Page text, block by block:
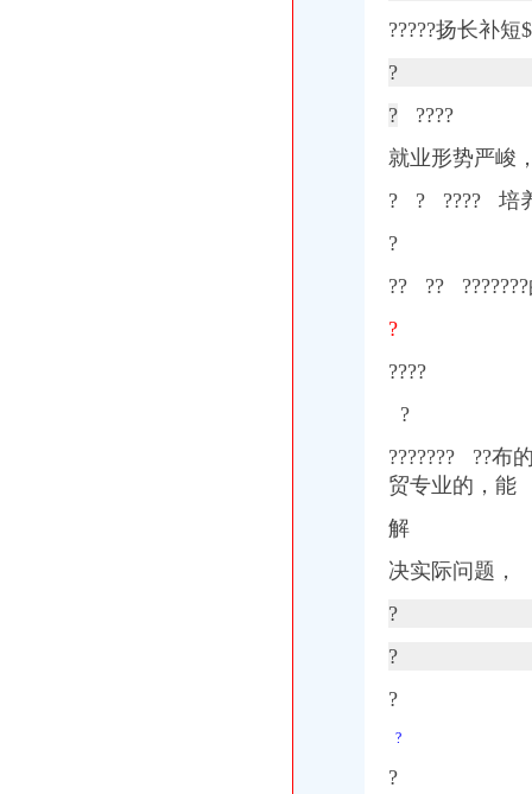
?????扬长补短
?
? ????
就业形势严峻
? ? ???? 培
?
?? ??
?
????
?
??????? ??布
贸专业的，能
解
决实际问题，
?
?
?
?
?